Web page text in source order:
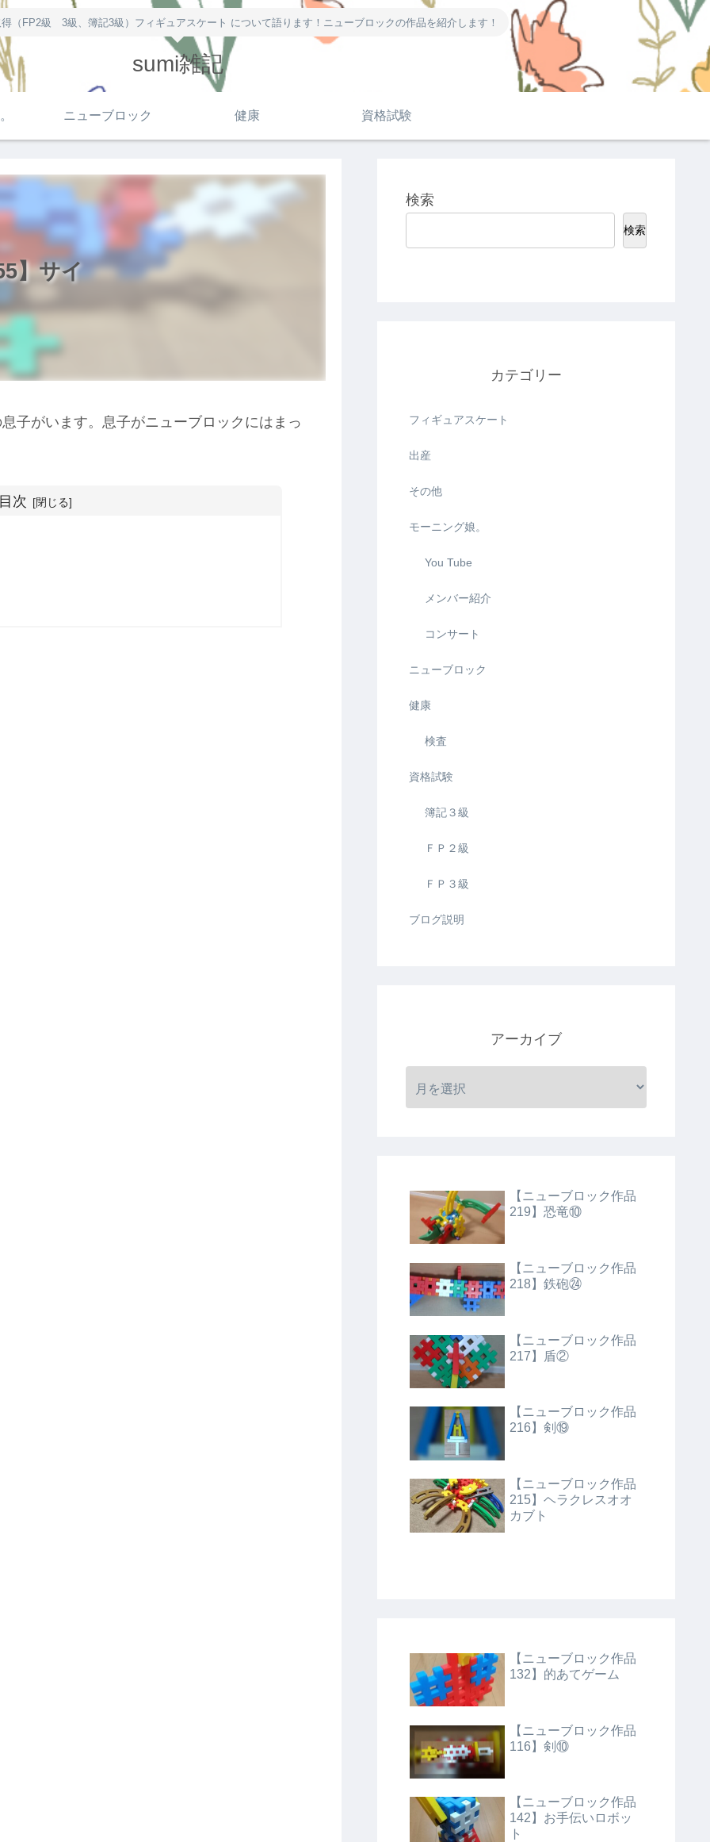
FP2級 3級、簿記3級）フィギュアスケート について語ります！ニューブロックの作品を紹介します！
sumi雑記
ニューブロック 健康 資格試験
】サイ
子がいます。息子がニューブロックにはまっ
次
検索
検索
カテゴリー
フィギュアスケート
出産
その他
モーニング娘。
You Tube
メンバー紹介
コンサート
ニューブロック
健康
検査
資格試験
簿記３級
ＦＰ２級
ＦＰ３級
ブログ説明
アーカイブ
【ニューブロック作品
219】恐竜⑩
【ニューブロック作品
218】鉄砲㉔
【ニューブロック作品
217】盾②
【ニューブロック作品
216】剣⑲
【ニューブロック作品
215】ヘラクレスオオ
カブト
【ニューブロック作品
132】的あてゲーム
【ニューブロック作品
116】剣⑩
【ニューブロック作品
142】お手伝いロボッ
ト